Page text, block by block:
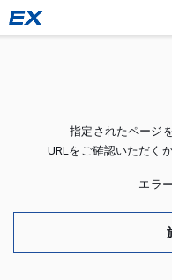
指定されたページ
URLをご確認いただく
エラ